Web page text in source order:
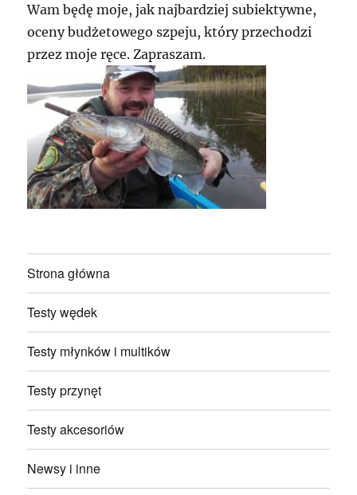
Wam będę moje, jak najbardziej subiektywne,
oceny budżetowego szpeju, który przechodzi
przez moje ręce. Zapraszam.
Strona główna
Testy wędek
Testy młynków i multików
Testy przynęt
Testy akcesoriów
Newsy i inne